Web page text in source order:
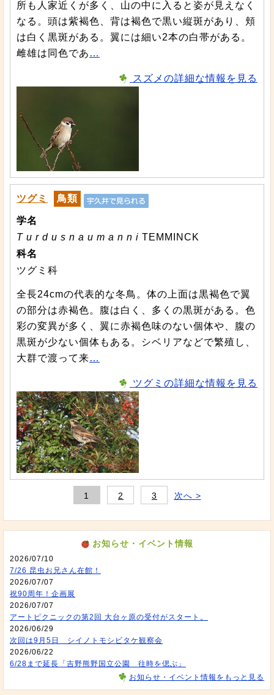
所も人家近くが多く、山の中に入ると姿が見えなく
なる。頭は紫褐色、背は褐色で黒い縦斑があり、頬
は白く黒斑がある。翼には細い2本の白帯がある。
雌雄は同色であ …
スズメの詳細な情報を見る
ツグミ 鳥類
学名
T u r d u s n a u m a n n i TEMMINCK
科名
ツグミ科
全長24cmの代表的な冬鳥。体の上面は黒褐色で翼
の部分は赤褐色。腹は白く、多くの黒斑がある。色
彩の変異が多く、翼に赤褐色味のない個体や、腹の
黒斑が少ない個体もある。シベリアなどで繁殖し、
大群で渡って来…
ツグミの詳細な情報を見る
1 2 3 次へ >
お知らせ・イベント情報
2026/07/10
7/26 昆虫お兄さん在館！
2026/07/07
祝90周年！企画展
2026/07/07
アートピクニックの第2回 大台ヶ原の受付がスタート。
2026/06/29
次回は9月5日 シイノトモシビタケ観察会
2026/06/22
6/28まで延長「吉野熊野国立公園 往時を偲ぶ」
お知らせ・イベント情報をもっと見る